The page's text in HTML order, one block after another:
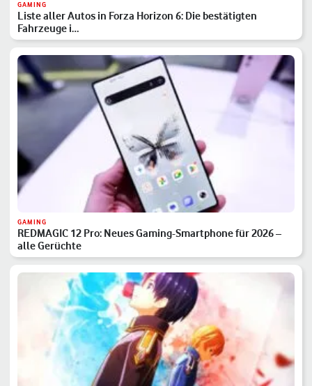
GAMING
Liste aller Autos in Forza Horizon 6: Die bestätigten
Fahrzeuge i…
GAMING
REDMAGIC 12 Pro: Neues Gaming-Smartphone für 2026 –
alle Gerüchte